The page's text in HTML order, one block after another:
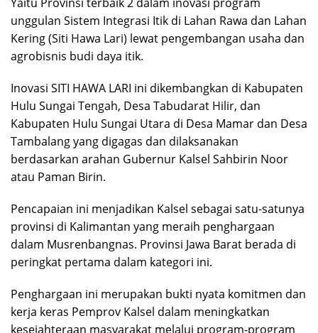
unggulan Sistem Integrasi Itik di Lahan Rawa dan Lahan
Kering (Siti Hawa Lari) lewat pengembangan usaha dan
agrobisnis budi daya itik.
Inovasi SITI HAWA LARI ini dikembangkan di Kabupaten
Hulu Sungai Tengah, Desa Tabudarat Hilir, dan
Kabupaten Hulu Sungai Utara di Desa Mamar dan Desa
Tambalang yang digagas dan dilaksanakan
berdasarkan arahan Gubernur Kalsel Sahbirin Noor
atau Paman Birin.
Pencapaian ini menjadikan Kalsel sebagai satu-satunya
provinsi di Kalimantan yang meraih penghargaan
dalam Musrenbangnas. Provinsi Jawa Barat berada di
peringkat pertama dalam kategori ini.
Penghargaan ini merupakan bukti nyata komitmen dan
kerja keras Pemprov Kalsel dalam meningkatkan
kesejahteraan masyarakat melalui program-program